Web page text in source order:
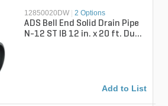
12850020DW 2 Options
ADS Bell End Solid Drain Pipe
N-12 ST IB 12 in. x 20 ft. Dual
Add to List